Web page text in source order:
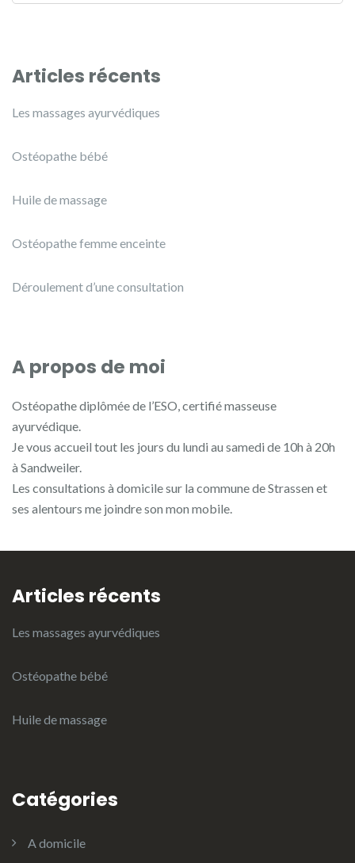
Articles récents
Les massages ayurvédiques
Ostéopathe bébé
Huile de massage
Ostéopathe femme enceinte
Déroulement d’une consultation
A propos de moi
Ostéopathe diplômée de l’ESO, certifié masseuse
ayurvédique.
Je vous accueil tout les jours du lundi au samedi de 10h à 20h
à Sandweiler.
Les consultations à domicile sur la commune de Strassen et
ses alentours me joindre son mon mobile.
Articles récents
Les massages ayurvédiques
Ostéopathe bébé
Huile de massage
Catégories
A domicile